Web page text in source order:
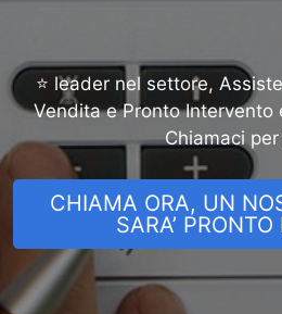
⭐ leader nel settore,
Vendita e Pronto Intervento
Chiamaci
CHIAMA ORA, UN
SARA’ PRONTO